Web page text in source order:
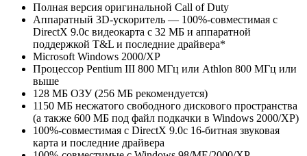
Полная версия оригинальной Call of Duty
Аппаратный 3D-ускоритель — 100%-совместимая с
DirectX 9.0c видеокарта с 32 МБ и аппаратной
поддержкой T&L и последние драйвера*
Microsoft Windows 2000/XP
Процессор Pentium III 800 МГц или Athlon 800 МГц или
выше
128 МБ ОЗУ (256 МБ рекомендуется)
1150 МБ несжатого свободного дискового пространства
(а также 600 МБ под файл подкачки в Windows 2000/XP)
100%-совместимая с DirectX 9.0c 16-битная звуковая
карта и последние драйвера